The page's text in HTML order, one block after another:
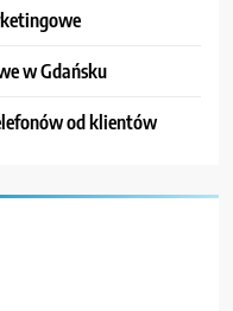
w Gdańsku
od klientów